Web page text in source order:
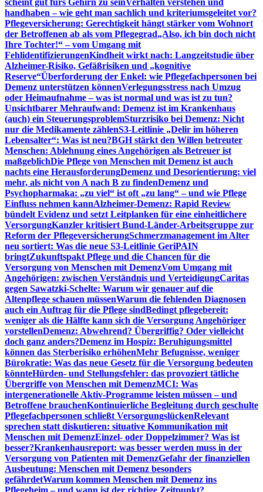
scheint gut fürs Gehirn zu seinVerhalten verstehen und
handhaben – wie geht man sachlich und kriteriumsgeleitet vor?
Pflegeversicherung: Gerechtigkeit hängt stärker vom Wohnort
der Betroffenen ab als vom Pflegegrad„Also, ich bin doch nicht
Ihre Tochter!“ – vom Umgang mit
FehlidentifizierungenKindheit wirkt nach: Langzeitstudie über
Alzheimer-Risiko, Gefäßrisiken und „kognitive
Reserve“Überforderung der Enkel: wie Pflegefachpersonen bei
Demenz unterstützen könnenVerlegungsstress nach Umzug
oder Heimaufnahme – was ist normal und was ist zu tun?
Unsichtbarer Mehraufwand: Demenz ist im Krankenhaus
(auch) ein SteuerungsproblemSturzrisiko bei Demenz: Nicht
nur die Medikamente zählenS3-Leitlinie „Delir im höheren
Lebensalter“: Was ist neu?BGH stärkt den Willen betreuter
Menschen: Ablehnung eines Angehörigen als Betreuer ist
maßgeblichDie Pflege von Menschen mit Demenz ist auch
nachts eine HerausforderungDemenz und Desorientierung: viel
mehr, als nicht von A nach B zu findenDemenz und
Psychopharmaka: „zu viel“ ist oft „zu lang“ – und wie Pflege
Einfluss nehmen kannAlzheimer-Demenz: Rapid Review
bündelt Evidenz und setzt Leitplanken für eine einheitlichere
VersorgungKanzler kritisiert Bund-Länder-Arbeitsgruppe zur
Reform der PflegeversicherungSchmerzmanagement im Alter
neu sortiert: Was die neue S3-Leitlinie GeriPAIN
bringtZukunftspakt Pflege und die Chancen für die
Versorgung von Menschen mit DemenzVom Umgang mit
Angehörigen: zwischen Verständnis und VerteidigungCaritas
gegen Sawatzki-Schelte: Warum wir genauer auf die
Altenpflege schauen müssenWarum die fehlenden Diagnosen
auch ein Auftrag für die Pflege sindBedingt pflegebereit:
weniger als die Hälfte kann sich die Versorgung Angehöriger
vorstellenDemenz: Abwehrend? Übergriffig? Oder vielleicht
doch ganz anders?Demenz im Hospiz: Beruhigungsmittel
können das Sterberisiko erhöhenMehr Befugnisse, weniger
Bürokratie: Was das neue Gesetz für die Versorgung bedeuten
könnteHürden- und Stellungsfehler: das provoziert tätliche
Übergriffe von Menschen mit DemenzMCI: Was
intergenerationelle Aktiv-Programme leisten müssen – und
Betroffene brauchenKontinuierliche Begleitung durch geschulte
Pflegefachpersonen schließt VersorgungslückenRelevant
sprechen statt diskutieren: situative Kommunikation mit
Menschen mit DemenzEinzel- oder Doppelzimmer? Was ist
besser?Krankenhausreport: was besser werden muss in der
Versorgung von Patienten mit DemenzGefahr der finanziellen
Ausbeutung: Menschen mit Demenz besonders
gefährdetWarum kommen Menschen mit Demenz ins